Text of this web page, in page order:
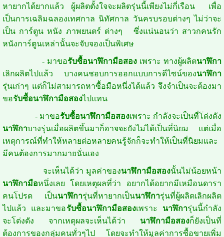
หายากได้ยากแล้ว ผู้ผลิตตั้งใจจะผลิตรุ่นนี้เพียงไม่กี่เรือน เพื่อ
เป็นการเฉลิมฉลองเทศกาล นิทัศกาล วันครบรอบต่างๆ ไม่ว่าจะ
เป็น การ์ตูน หนัง ภาพยนตร์ ต่างๆ ซึ่งแน่นอนว่า สาวกคนรัก
หนังการ์ตูนเหล่านั้นจะจับจองเป็นพิเศษ
- มาขอรับซื้อนาฬิกามือสองเพราะ ทางผู้ผลิตนาฬิกา
เลิกผลิตไปแล้ว บางคนชอบการออกแบบการดีไซน์ของนาฬิกา
รุ่นเก่าๆ แต่ก็ไม่สามารถหาซื้อมือหนึ่งได้แล้ว จึงจำเป็นจะต้องมา
ขอรับซื้อนาฬิกามือสองไปแทน
- มาขอรับซื้อนาฬิกามือสองเพราะ กำลังจะเป็นที่โด่งดัง
นาฬิกาบางรุ่นเมื่อผลิตขึ้นมาก็อาจจะยังไม่ได้เป็นที่นิยม แต่เมื่อ
เหตุการณ์ที่ทำให้หลายต่อหลายคนรู้จักก็จะทำให้เป็นที่นิยมและ
มีคนต้องการมากมายนั่นเอง
จะเห็นได้ว่า มูลค่าของนาฬิกามือสองนั้นไม่น้อยหน้า
นาฬิกามือหนึ่งเลย โดยเหตุผลที่ว่า อยากได้อยากมีเหมือนดารา
คนโปรด เป็นนาฬิการุ่นที่หายากเป็นนาฬิการุ่นที่ผู้ผลิตเลิกผลิต
ไปแล้ว และมาขอรับซื้อนาฬิกามือสองเพราะ นาฬิการุ่นนี้กำลัง
จะโด่งดัง จากเหตุผลจะเห็นได้ว่า นาฬิกามือสองก็ยังเป็นที่
ต้องการของกลุ่มคนทั่วๆไป โดยจะทำให้มูลค่าการซื้อขายเพิ่ม